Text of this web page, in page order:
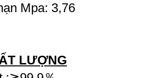
Mpa: 3,76
LƯỢNG